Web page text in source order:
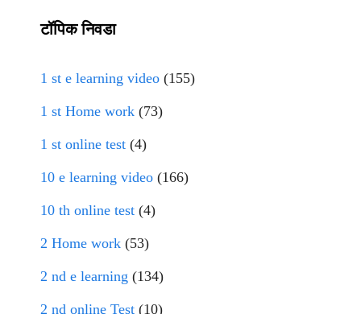
टॉपिक निवडा
1 st e learning video (155)
1 st Home work (73)
1 st online test (4)
10 e learning video (166)
10 th online test (4)
2 Home work (53)
2 nd e learning (134)
2 nd online Test (10)